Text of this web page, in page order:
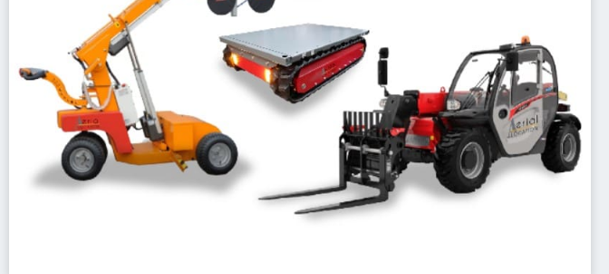
Matériel de manutention